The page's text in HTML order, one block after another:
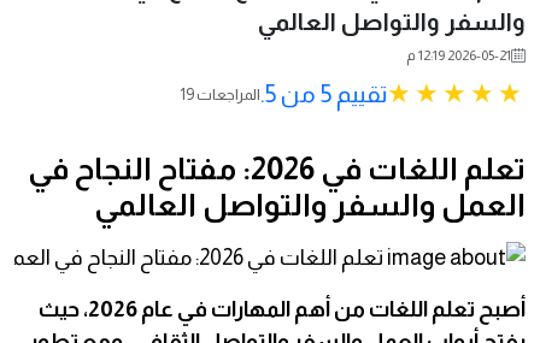
والسفر والتواصل العالمي
2026-05-21 12:19 م
تقييم 5 من 5. 19 المراجعات
تعلم اللغات في 2026: مفتاح النجاح في
العمل والسفر والتواصل العالمي
أصبح تعلم اللغات من أهم المهارات في عام 2026، حيث